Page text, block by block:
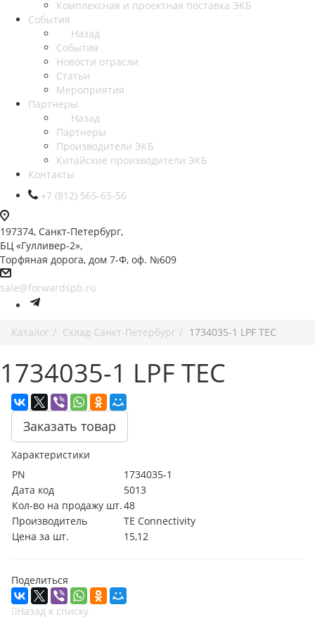
Комплексная и проектная поставка ЭКБ
События
Назад
События
Новости отрасли
Статьи
Мероприятия
Партнеры
Назад
Партнеры
Производители ЭКБ
Китайские производители ЭКБ
Контакты
+7 (812) 565-65-56
197374, Санкт-Петербург,
БЦ «Гулливер-2»,
Торфяная дорога, дом 7-Ф, оф. №609
sale@forwardspb.ru
Каталог Cклад Санкт-Петербург 1734035-1 LPF TEC
1734035-1 LPF TEC
Заказать товар
Характеристики
PN
1734035-1
Дата код
5013
Кол-во на продажу шт.48
Производитель
TE Connectivity
Цена за шт.
15,12
Поделиться
Назад к списку